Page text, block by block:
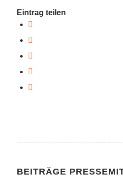
Eintrag teilen
BEITRÄGE